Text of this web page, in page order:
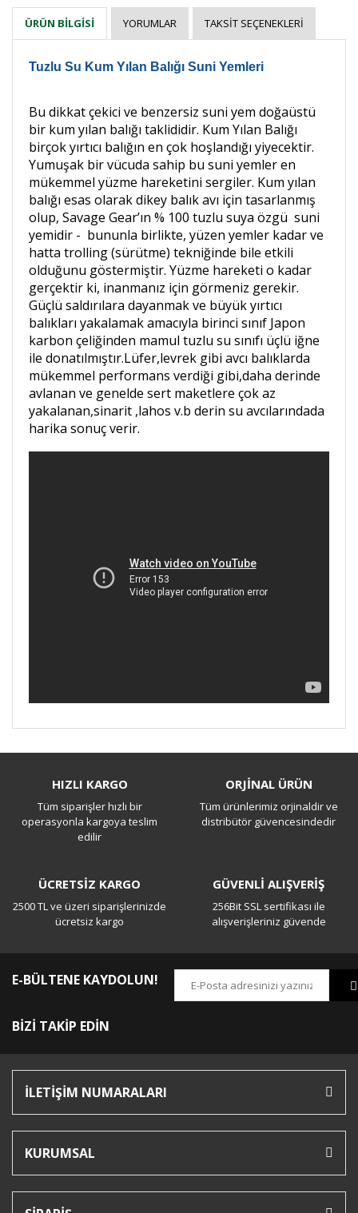
ÜRÜN BILGISI YORUMLAR TAKSIT SEÇENEKLERI
Tuzlu Su Kum Yılan Balığı Suni Yemleri
Bu dikkat çekici ve benzersiz suni yem doğaüstü
bir kum yılan balığı taklididir. Kum Yılan Balığı
birçok yırtıcı balığın en çok hoşlandığı yiyecektir.
Yumuşak bir vücuda sahip bu suni yemler en
mükemmel yüzme hareketini sergiler. Kum yılan
balığı esas olarak dikey balık avı için tasarlanmış
olup, Savage Gear’ın % 100 tuzlu suya özgü suni
yemidir - bununla birlikte, yüzen yemler kadar ve
hatta trolling (sürütme) tekniğinde bile etkili
olduğunu göstermiştir. Yüzme hareketi o kadar
gerçektir ki, inanmanız için görmeniz gerekir.
Güçlü saldırılara dayanmak ve büyük yırtıcı
balıkları yakalamak amacıyla birinci sınıf Japon
karbon çeliğinden mamul tuzlu su sınıfı üçlü iğne
ile donatılmıştır.Lüfer,levrek gibi avcı balıklarda
mükemmel performans verdiği gibi,daha derinde
avlanan ve genelde sert maketlere çok az
yakalanan,sinarit ,lahos v.b derin su avcılarındada
harika sonuç verir.
Yorum Yaz
HIZLI KARGO
Tüm siparişler hızlı bir
operasyonla kargoya teslim
edilir
ORJİNAL ÜRÜN
Tüm ürünlerimiz orjinaldir ve
distribütör güvencesindedir
ÜCRETSİZ KARGO
2500 TL ve üzeri siparişlerinizde
ücretsiz kargo
GÜVENLİ ALIŞVERİŞ
256Bit SSL sertifikası ile
alışverişleriniz güvende
E-BÜLTENE KAYDOLUN!
BİZİ TAKİP EDİN
İLETİŞİM NUMARALARI
KURUMSAL